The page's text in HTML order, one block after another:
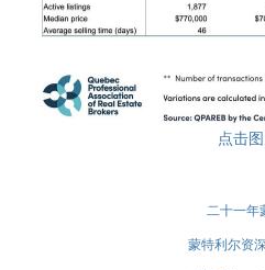
点击
二十一年
蒙特利尔资